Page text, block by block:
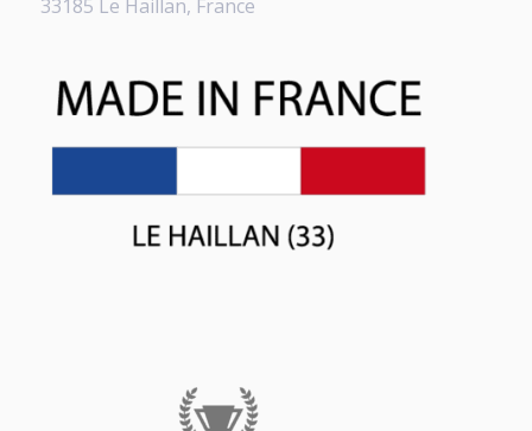
33185 Le Haillan, France